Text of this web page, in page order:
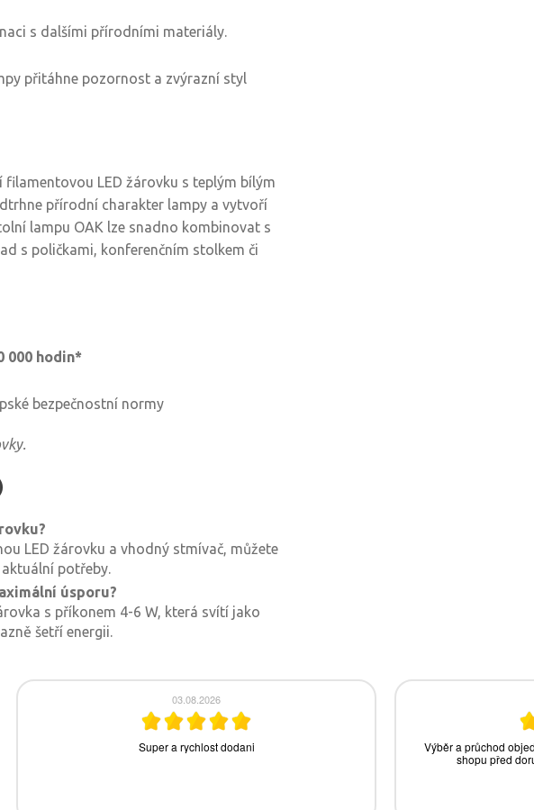
s dalšími přírodními materiály.
přitáhne pozornost a zvýrazní styl
LED žárovku s teplým bílým
přírodní charakter lampy a vytvoří
lampu OAK lze snadno kombinovat s
s poličkami, konferenčním stolkem či
000 hodin*
bezpečnostní normy
LED žárovku a vhodný stmívač, můžete
potřeby.
úsporu?
s příkonem 4-6 W, která svítí jako
šetří energii.